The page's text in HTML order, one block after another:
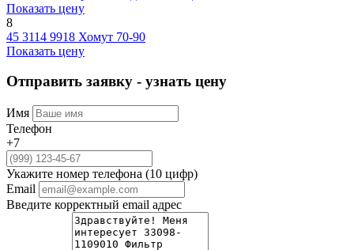
Показать цену
8
45 3114 9918 Хомут 70-90
Показать цену
Отправить заявку - узнать цену
Имя
Телефон
+7
Укажите номер телефона (10 цифр)
Email
Введите корректный email адрес